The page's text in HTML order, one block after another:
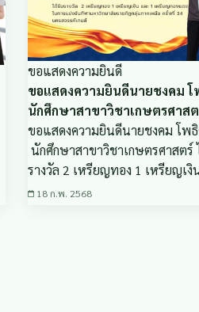
ขอแสดงความยินดี
ขอแสดงความยินดีนายชงคม โ
นักศึกษาสาขาวิชาเกษตรศาส
ขอแสดงความยินดีนายชงคม โพ
นักศึกษาสาขาวิชาเกษตรศาสตร์
รางวัล 2 เหรียญทอง 1 เหรียญเ
18 ก.พ. 2568